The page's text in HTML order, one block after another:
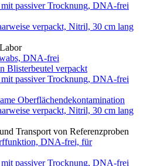
passiver Trocknung, DNA-frei
verpackt, Nitril, 30 cm lang
DNA-frei
Blisterbeutel verpackt
passiver Trocknung, DNA-frei
Oberflächendekontamination
verpackt, Nitril, 30 cm lang
Transport von Referenzproben
DNA-frei, für
passiver Trocknung, DNA-frei